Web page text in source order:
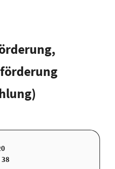
38